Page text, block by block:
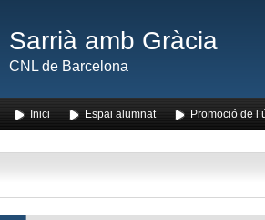
Sarrià amb Gràcia
CNL de Barcelona
Inici Espai alumnat Promoció de